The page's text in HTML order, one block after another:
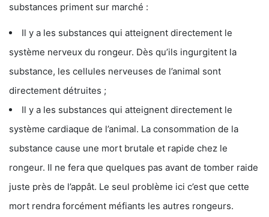
substances priment sur marché :
Il y a les substances qui atteignent directement le
système nerveux du rongeur. Dès qu’ils ingurgitent la
substance, les cellules nerveuses de l’animal sont
directement détruites ;
Il y a les substances qui atteignent directement le
système cardiaque de l’animal. La consommation de la
substance cause une mort brutale et rapide chez le
rongeur. Il ne fera que quelques pas avant de tomber raide
juste près de l’appât. Le seul problème ici c’est que cette
mort rendra forcément méfiants les autres rongeurs.